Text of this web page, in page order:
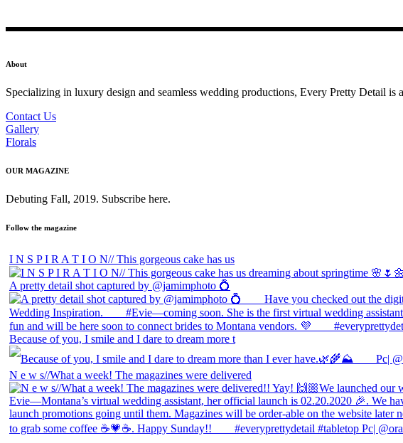
About
Specializing in luxury design and seamless wedding productions, Every Pretty Detail
Contact Us
Gallery
Florals
OUR MAGAZINE
Debuting Fall, 2019. Subscribe here.
Follow the magazine
I N S P I R A T I O N// This gorgeous cake has us
A pretty detail shot captured by @jamimphoto 💍
Because of you, I smile and I dare to dream more t
N e w s//What a week! The magazines were delivered